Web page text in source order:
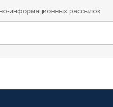
информационных рассылок